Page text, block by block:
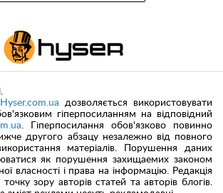
Hyser.com.ua дозволяється використовувати
гіперпосиланням на відповідний
. Гіперпосилання обов'язково повинно
другого абзацу незалежно від повного
матеріалів. Порушення даних
як порушення захищаемих законом
власності і права на інформацію. Редакція
зору авторів статей та авторів блогів.